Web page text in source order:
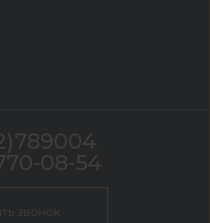
08-54
звонок